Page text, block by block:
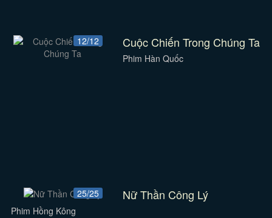
12/12 Cuộc Chiến Trong Chúng Ta
Phim Hàn Quốc
25/25 Nữ Thần Công Lý
Phim Hồng Kông